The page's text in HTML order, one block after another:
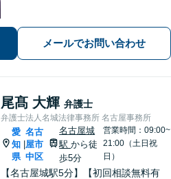
せください【初回相談無料】【メディ
ア出演やセミナー講演多数】
メールでお問い合わせ
尾髙 大輝 弁護士
弁護士法人名城法律事務所 名古屋事務所
愛
知
県
名古
屋市
中区
名古屋城
駅から徒
歩5分
営業時間：09:00~
21:00（土日祝
日）
【名古屋城駅5分】【初回相談無料有